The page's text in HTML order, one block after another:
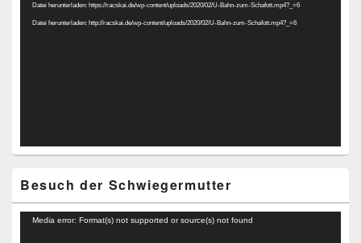
Datei herunterladen: https://racskai.de/wp-content/uploads/2020/02/U-Bahn-zum-Schafott.mp4?_=6
Datei herunterladen: http://racskai.de/wp-content/uploads/2020/02/U-Bahn-zum-Schafott.mp4?_=6
Besuch der Schwiegermutter
Video-
Media error: Format(s) not supported or source(s) not found